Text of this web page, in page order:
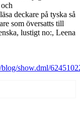
deckare på tyska så
som översatts till
lustigt no:, Leena
show.dml/